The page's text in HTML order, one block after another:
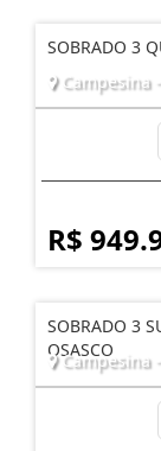
SOBRADO 3
Campesina
R$
SOBRADO 3
OSASCO
Campesina